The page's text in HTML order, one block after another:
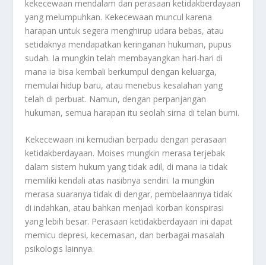
kekecewaan mendalam dan perasaan ketidakberdayaan
yang melumpuhkan. Kekecewaan muncul karena
harapan untuk segera menghirup udara bebas, atau
setidaknya mendapatkan keringanan hukuman, pupus
sudah. Ia mungkin telah membayangkan hari-hari di
mana ia bisa kembali berkumpul dengan keluarga,
memulai hidup baru, atau menebus kesalahan yang
telah di perbuat. Namun, dengan perpanjangan
hukuman, semua harapan itu seolah sirna di telan bumi.
Kekecewaan ini kemudian berpadu dengan perasaan
ketidakberdayaan. Moises mungkin merasa terjebak
dalam sistem hukum yang tidak adil, di mana ia tidak
memiliki kendali atas nasibnya sendiri. Ia mungkin
merasa suaranya tidak di dengar, pembelaannya tidak
di indahkan, atau bahkan menjadi korban konspirasi
yang lebih besar. Perasaan ketidakberdayaan ini dapat
memicu depresi, kecemasan, dan berbagai masalah
psikologis lainnya.